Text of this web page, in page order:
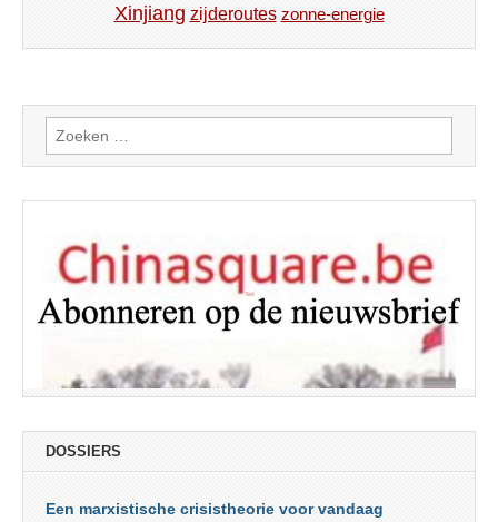
Xinjiang zijderoutes zonne-energie
Zoeken
naar:
DOSSIERS
Een marxistische crisistheorie voor vandaag